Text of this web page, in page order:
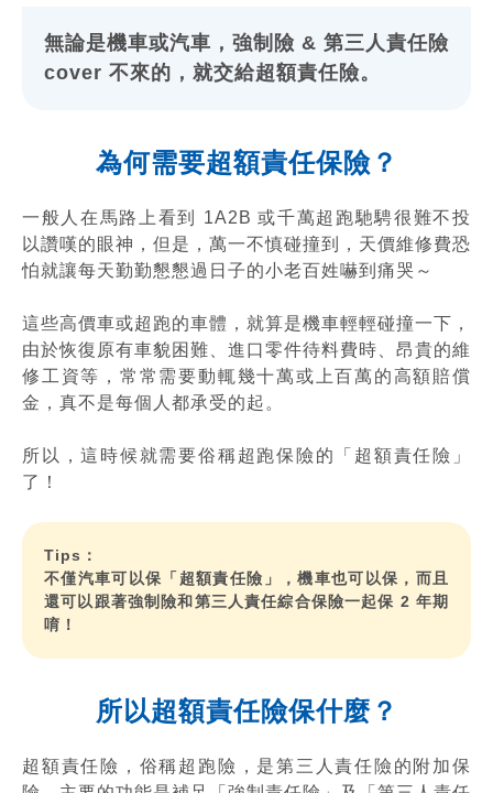
無論是機車或汽車，強制險 & 第三人責任險
cover 不來的，就交給超額責任險。
為何需要超額責任保險？
一般人在馬路上看到 1A2B 或千萬超跑馳騁很難不投
以讚嘆的眼神，但是，萬一不慎碰撞到，天價維修費恐
怕就讓每天勤勤懇懇過日子的小老百姓嚇到痛哭～
這些高價車或超跑的車體，就算是機車輕輕碰撞一下，
由於恢復原有車貌困難、進口零件待料費時、昂貴的維
修工資等，常常需要動輒幾十萬或上百萬的高額賠償
金，真不是每個人都承受的起。
所以，這時候就需要俗稱超跑保險的「超額責任險」
了！
Tips：
不僅汽車可以保「超額責任險」，機車也可以保，而且
還可以跟著強制險和第三人責任綜合保險一起保 2 年期
唷！
所以超額責任險保什麼？
超額責任險，俗稱超跑險，是第三人責任險的附加保